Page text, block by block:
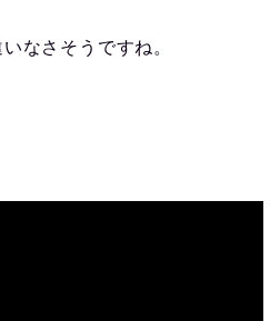
なさそうですね。